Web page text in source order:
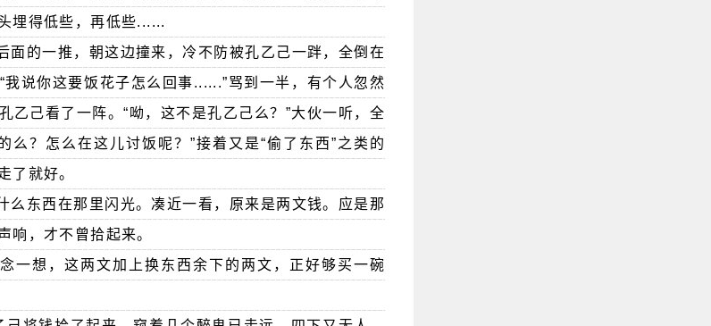
埋得低些，再低些......
面的一推，朝这边撞来，冷不防被孔乙己一跘，全倒在
说你这要饭花子怎么回事......”骂到一半，有个人忽然
乙己看了一阵。“呦，这不是孔乙己么？”大伙一听，全
么？怎么在这儿讨饭呢？”接着又是“偷了东西”之类的
了就好。
么东西在那里闪光。凑近一看，原来是两文钱。应是那
响，才不曾拾起来。
一想，这两文加上换东西余下的两文，正好够买一碗